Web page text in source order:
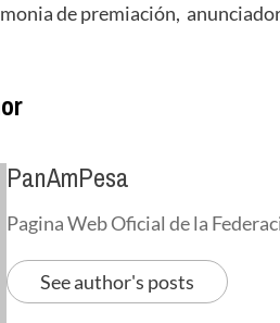
de premiación,
PanAmPesa
Pagina Web Oficial de la
See author's posts